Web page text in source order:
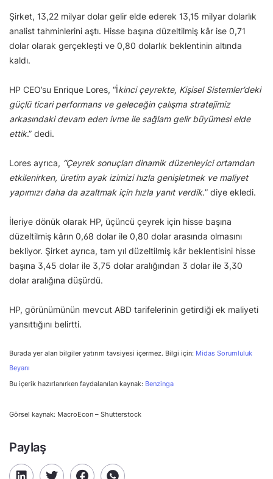
Şirket, 13,22 milyar dolar gelir elde ederek 13,15 milyar dolarlık
analist tahminlerini aştı. Hisse başına düzeltilmiş kâr ise 0,71
dolar olarak gerçekleşti ve 0,80 dolarlık beklentinin altında
kaldı.
HP CEO’su Enrique Lores, “İkinci çeyrekte, Kişisel Sistemler’deki
güçlü ticari performans ve geleceğin çalışma stratejimiz
arkasındaki devam eden ivme ile sağlam gelir büyümesi elde
ettik.” dedi.
Lores ayrıca, “Çeyrek sonuçları dinamik düzenleyici ortamdan
etkilenirken, üretim ayak izimizi hızla genişletmek ve maliyet
yapımızı daha da azaltmak için hızla yanıt verdik.” diye ekledi.
İleriye dönük olarak HP, üçüncü çeyrek için hisse başına
düzeltilmiş kârın 0,68 dolar ile 0,80 dolar arasında olmasını
bekliyor. Şirket ayrıca, tam yıl düzeltilmiş kâr beklentisini hisse
başına 3,45 dolar ile 3,75 dolar aralığından 3 dolar ile 3,30
dolar aralığına düşürdü.
HP, görünümünün mevcut ABD tarifelerinin getirdiği ek maliyeti
yansıttığını belirtti.
Burada yer alan bilgiler yatırım tavsiyesi içermez. Bilgi için: Midas Sorumluluk
Beyanı
Bu içerik hazırlanırken faydalanılan kaynak: Benzinga
Görsel kaynak: MacroEcon – Shutterstock
Paylaş